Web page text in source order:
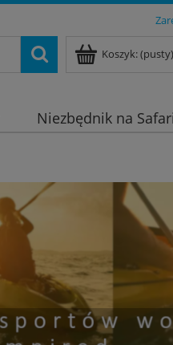
Koszyk:(pusty)
Niezbędnik na